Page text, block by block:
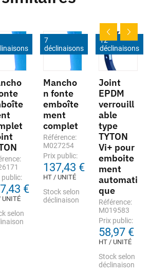
public:
€
UNITÉ
selon
7
déclinaisons
Mancho
n fonte
emboîte
ment
complet
Référence:
M027254
Prix public:
137,43 €
HT / UNITÉ
Stock selon
déclinaison
12
déclinaisons
Joint
EPDM
verrouill
able
type
TYTON
Vi+ pour
emboite
ment
automati
que
Référence:
M019583
Prix public:
58,97 €
HT / UNITÉ
Stock selon
déclinaison